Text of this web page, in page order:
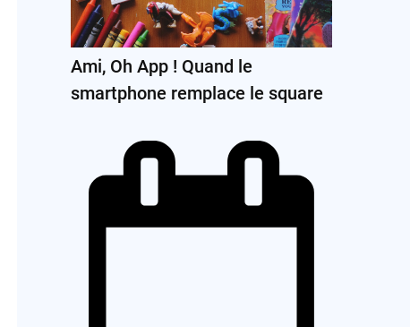
Ami, Oh App ! Quand le
smartphone remplace le square